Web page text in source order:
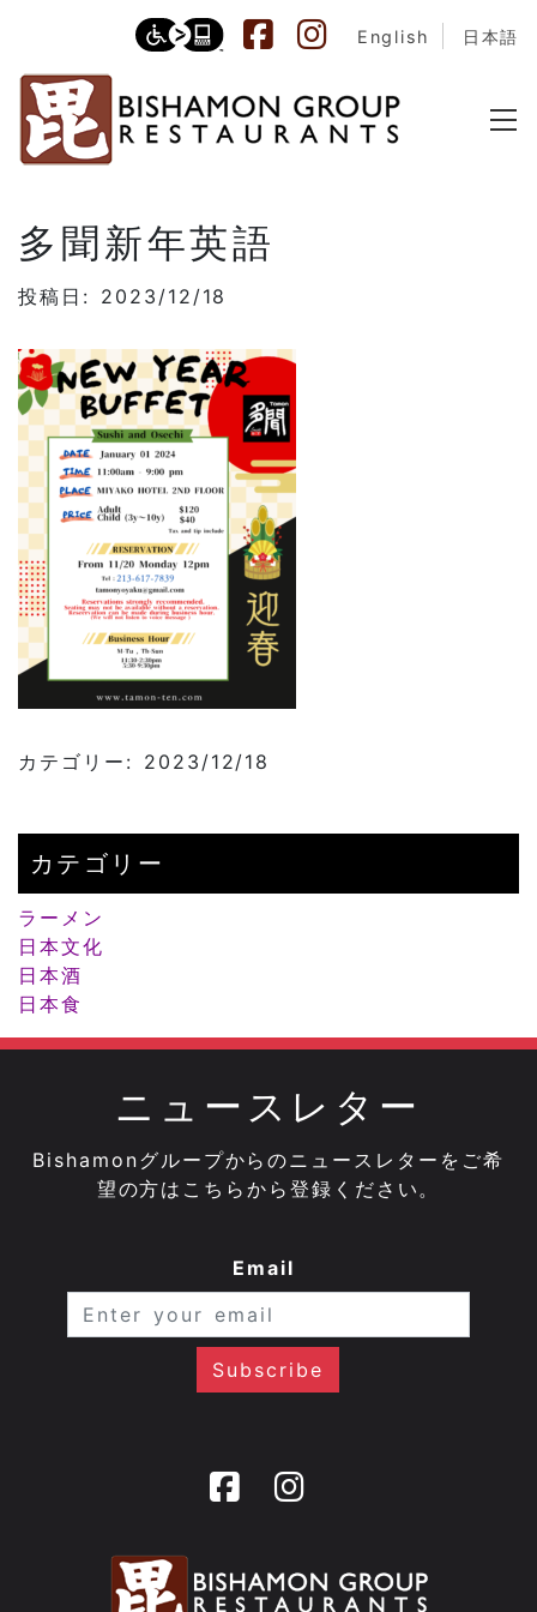
English 日本語
多聞新年英語
投稿日: 2023/12/18
カテゴリー: 2023/12/18
カテゴリー
ラーメン
日本文化
日本酒
日本食
ニュースレター
Bishamonグループからのニュースレターをご希
望の方はこちらから登録ください。
Email